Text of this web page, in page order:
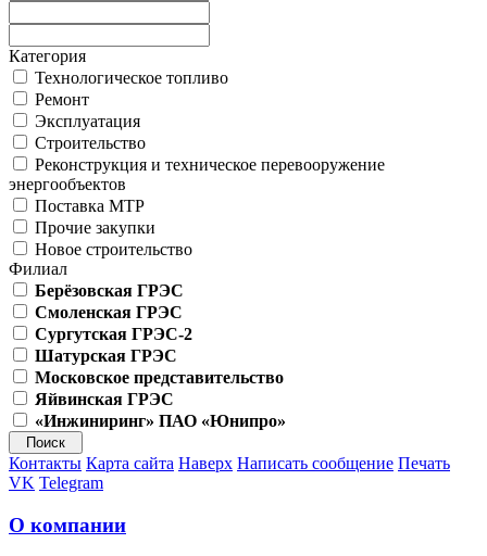
Категория
Технологическое топливо
Ремонт
Эксплуатация
Строительство
Реконструкция и техническое перевооружение
энергообъектов
Поставка МТР
Прочие закупки
Новое строительство
Филиал
Берёзовская ГРЭС
Смоленская ГРЭС
Сургутская ГРЭС-2
Шатурская ГРЭС
Московское представительство
Яйвинская ГРЭС
«Инжиниринг» ПАО «Юнипро»
Контакты Карта сайта Наверх Написать сообщение Печать
VK Telegram
О компании